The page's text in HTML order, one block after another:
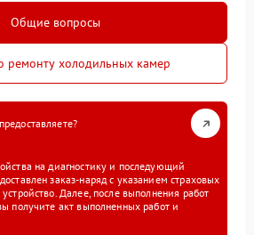
Общие вопросы
ремонту холодильных камер
на диагностику и последующий
заказ-наряд с указанием страховых
Далее, после выполнения работ
получите акт выполненных работ и